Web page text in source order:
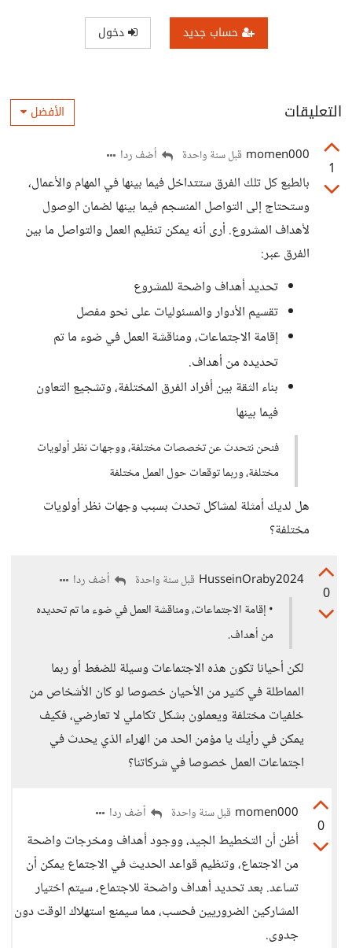
حساب جديد دخول
التعليقات الأفضل
1
momen000 قبل سنة واحدة أضف ردا
بالطبع كل تلك الفرق ستتداخل فيما بينها في المهام والأعمال،
وستحتاج إلى التواصل المنسجم فيما بينها لضمان الوصول
لأهداف المشروع. أرى أنه يمكن تنظيم العمل والتواصل ما بين
الفرق عبر:
تحديد أهداف واضحة للمشروع
تقسيم الأدوار والمسئوليات على نحو مفصل
إقامة الاجتماعات، ومناقشة العمل في ضوء ما تم
تحديده من أهداف.
بناء الثقة بين أفراد الفرق المختلفة، وتشجيع التعاون
فيما بينها
فنحن نتحدث عن تخصصات مختلفة، ووجهات نظر أولويات
مختلفة، وربما توقعات حول العمل مختلفة
هل لديك أمثلة لمشاكل تحدث بسبب وجهات نظر أولويات
مختلفة؟
0
HusseinOraby2024 قبل سنة واحدة
أضف ردا
• إقامة الاجتماعات، ومناقشة العمل في ضوء ما تم تحديده
من أهداف.
لكن أحيانا تكون هذه الاجتماعات وسيلة للضغط أو ربما
المماطلة في كثير من الأحيان خصوصا لو كان الأشخاص من
خلفيات مختلفة ويعملون بشكل تكاملي لا تعارضي، فكيف
يمكن في رأيك يا مؤمن الحد من الهراء الذي يحدث في
اجتماعات العمل خصوصا في شركاتنا؟
0
momen000 قبل سنة واحدة أضف ردا
أظن أن التخطيط الجيد، ووجود أهداف ومخرجات واضحة
من الاجتماع، وتنظيم قواعد الحديث في الاجتماع يمكن أن
تساعد. بعد تحديد أهداف واضحة للاجتماع، سيتم اختيار
المشاركين الضروريين فحسب، مما سيمنع استهلاك الوقت دون
جدوى.